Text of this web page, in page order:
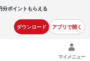
分ポイントもらえる
ダウンロード アプリで開く
マイメニュー